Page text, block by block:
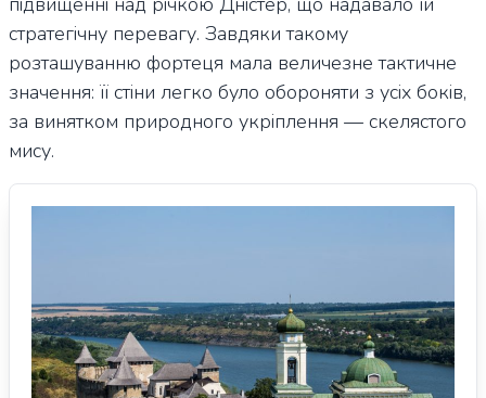
стратегічну перевагу. Завдяки такому
розташуванню фортеця мала величезне тактичне
значення: її стіни легко було обороняти з усіх боків,
за винятком природного укріплення — скелястого
мису.